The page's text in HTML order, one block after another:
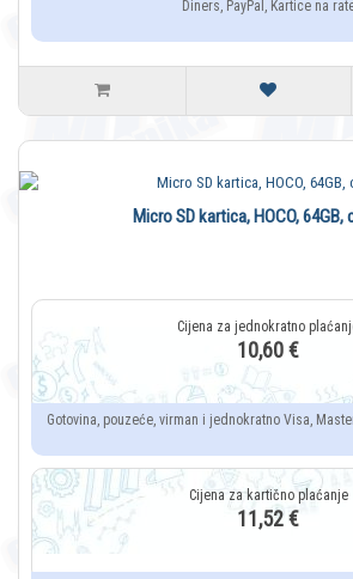
Diners, PayPal, Kartice na
Micro SD kartica, HOCO, 64GB,
10,60 €
Gotovina, pouzeće, virman i jednokratno Visa,
11,52 €